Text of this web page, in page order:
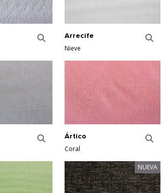
Arrecife
Nieve
Ártico
Coral
NUEVA